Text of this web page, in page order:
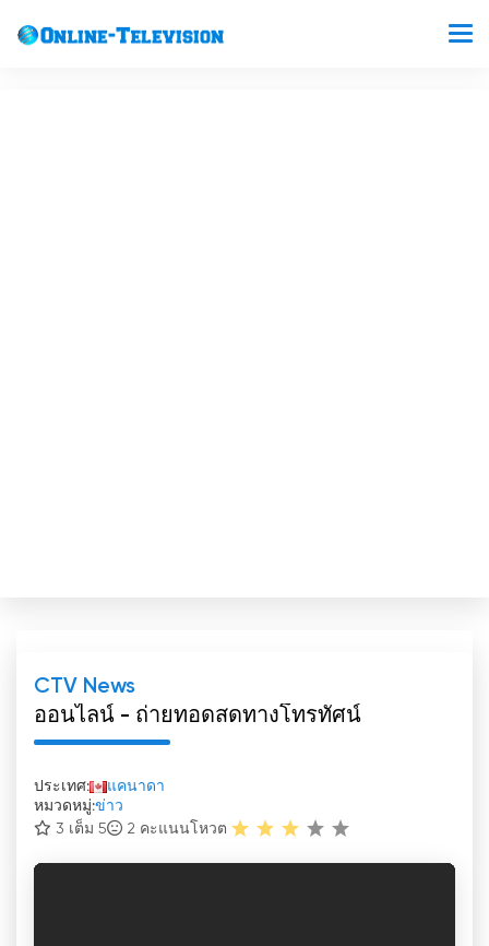
CTV News
ออนไลน์ - ถ่ายทอดสดทางโทรทัศน์
ประเทศ:
แคนาดา
หมวดหมู่:ข่าว
3 เต็ม 5
2 คะแนนโหวต